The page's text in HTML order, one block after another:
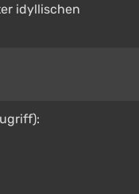
idyllischen